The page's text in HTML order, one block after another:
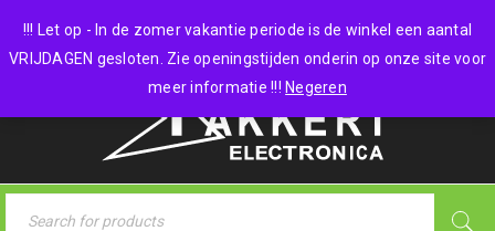
!!! Let op - In de zomer vakantie periode is de winkel een aantal
VRIJDAGEN gesloten. Zie openingstijden onderin op onze site voor
meer informatie !!! Negeren
0 items - €0,00